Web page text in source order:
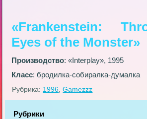
«Frankenstein:
Eyes of the Monster»
Производство: «Interрlay», 1995
Класс: бродилка-собиралка-думалка
Рубрика: 1996,Gamezzz
Рубрики